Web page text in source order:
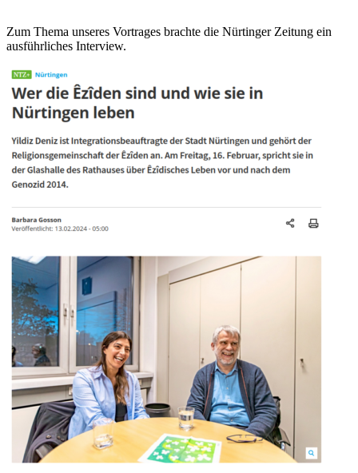
Zum Thema unseres Vortrages brachte die Nürtinger Zeitung ein
ausführliches Interview.